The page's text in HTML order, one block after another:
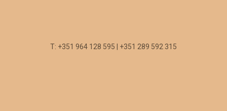
T: +351 964 128 595 | +351 289 592 315